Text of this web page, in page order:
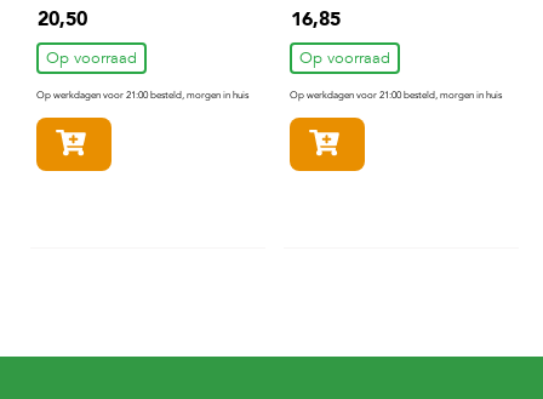
20,50
Op voorraad
Op werkdagen voor 21:00 besteld, morgen in huis
16,85
Op voorraad
Op werkdagen voor 21:00 besteld, morgen in huis